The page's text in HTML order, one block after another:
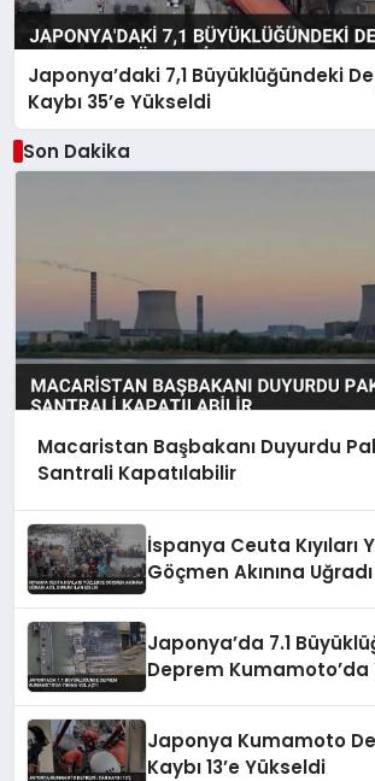
Japonya’daki 7,1 Büyüklüğündeki
Kaybı 35’e Yükseldi
Son Dakika
Macaristan Başbakanı Duyurdu
Santrali Kapatılabilir
İspanya Ceuta Kıyıları
Göçmen Akınına
Japonya’da 7.1
Deprem Kumamoto’da
Japonya Kumamoto
Kaybı 13’e Yükseldi